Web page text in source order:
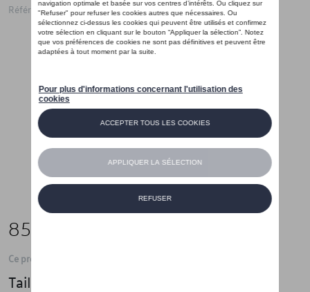
Référence: 3B4084141 530
85,00 €
Ce produit n'est actuellement pas de stock
Taille